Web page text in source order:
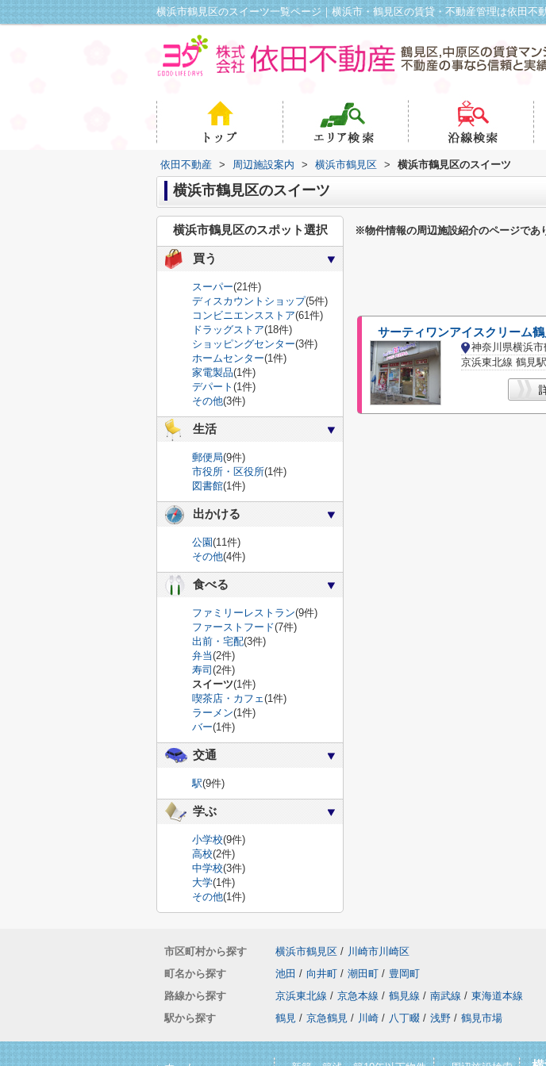
横浜市鶴見区のスイーツ一覧ページ｜横浜市・鶴見区の賃貸・不動産管理は依田不
依田不動産 > 周辺施設案内 > 横浜市鶴見区 > 横浜市鶴見区のスイーツ
横浜市鶴見区のスイーツ
※物件情報の周辺施設紹介のページであ
サーティワンアイスクリーム
京浜東北線 鶴見駅
横浜市鶴見区のスポット選択
買う
スーパー(21件)
ディスカウントショップ(5件)
コンビニエンスストア(61件)
ドラッグストア(18件)
ショッピングセンター(3件)
ホームセンター(1件)
家電製品(1件)
デパート (1件)
その他(3件)
生活
郵便局(9件)
市役所・区役所(1件)
図書館(1件)
出かける
公園(11件)
その他(4件)
食べる
ファミリーレストラン(9件)
ファーストフード(7件)
出前・宅配(3件)
弁当(2件)
寿司 (2件)
スイーツ(1件)
喫茶店・カフェ(1件)
ラーメン(1件)
バー(1件)
交通
駅(9件)
学ぶ
小学校(9件)
高校(2件)
中学校(3件)
大学(1件)
その他(1件)
市区町村から探す 横浜市鶴見区 / 川崎市川崎区
町名から探す
池田 / 向井町 / 潮田町 / 豊岡町
路線から探す
京浜東北線 / 京急本線 / 鶴見線 / 南武線 / 東海道本線
駅から探す
鶴見 / 京急鶴見 / 川崎 / 八丁畷 / 浅野 / 鶴見市場